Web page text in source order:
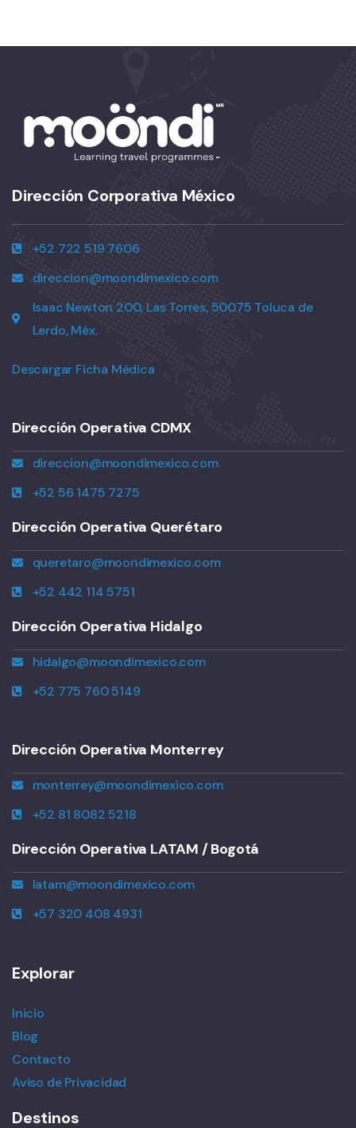
Dirección Corporativa México
+52 722 519 7606
direccion@moondimexico.com
Isaac Newton 200, Las Torres, 50075 Toluca de
Lerdo, Méx.
Descargar Ficha Médica
Dirección Operativa CDMX
direccion@moondimexico.com
+52 56 1475 7275
Dirección Operativa Querétaro
queretaro@moondimexico.com
+52 442 114 5751
Dirección Operativa Hidalgo
hidalgo@moondimexico.com
+52 775 760 5149
Dirección Operativa Monterrey
monterrey@moondimexico.com
+52 81 8082 5218
Dirección Operativa LATAM / Bogotá
latam@moondimexico.com
+57 320 408 4931
Explorar
Inicio
Blog
Contacto
Aviso de Privacidad
Destinos